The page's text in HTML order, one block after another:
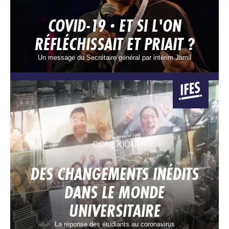
COVID-19 · ET SI L'ON
RÉFLÉCHISSAIT ET PRIAIT ?
Un message du Secrétaire général par intérim Jamil
CONEXIÓN
DES CHANGEMENTS INÉDITS
DANS LE MONDE
UNIVERSITAIRE
La réponse des étudiants au coronavirus